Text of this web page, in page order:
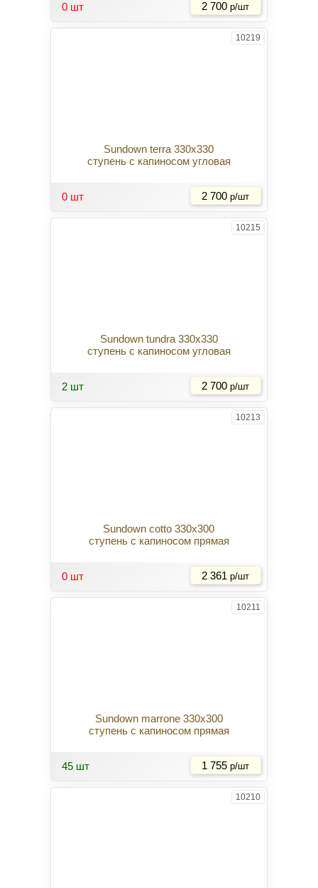
0 шт 2 700 р/шт
10219
Sundown terra 330x330
ступень с капиносом угловая
0 шт 2 700 р/шт
10215
Sundown tundra 330x330
ступень с капиносом угловая
2 шт 2 700 р/шт
10213
Sundown cotto 330x300
ступень с капиносом прямая
0 шт 2 361 р/шт
10211
Sundown marrone 330x300
ступень с капиносом прямая
45 шт 1 755 р/шт
10210